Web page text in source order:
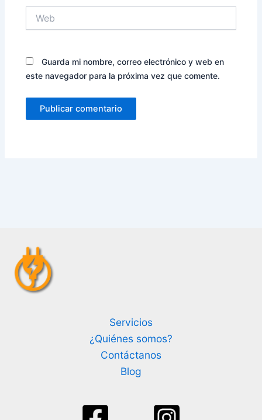
Guarda mi nombre, correo electrónico y web en
este navegador para la próxima vez que comente.
Servicios
¿Quiénes somos?
Contáctanos
Blog